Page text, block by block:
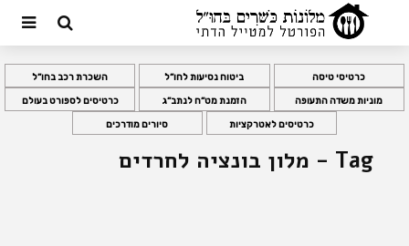
כרטיסי טיסה ביטוח נסיעות לחו”ל השכרת רכב בחו”ל
מוניות משדה התעופה הזמנת מט”ח לנתב”ג כרטיסים לספורט בעולם
כרטיסים לאטרקציות סיורים מודרכים
Tag - מלון בונציה לחרדים